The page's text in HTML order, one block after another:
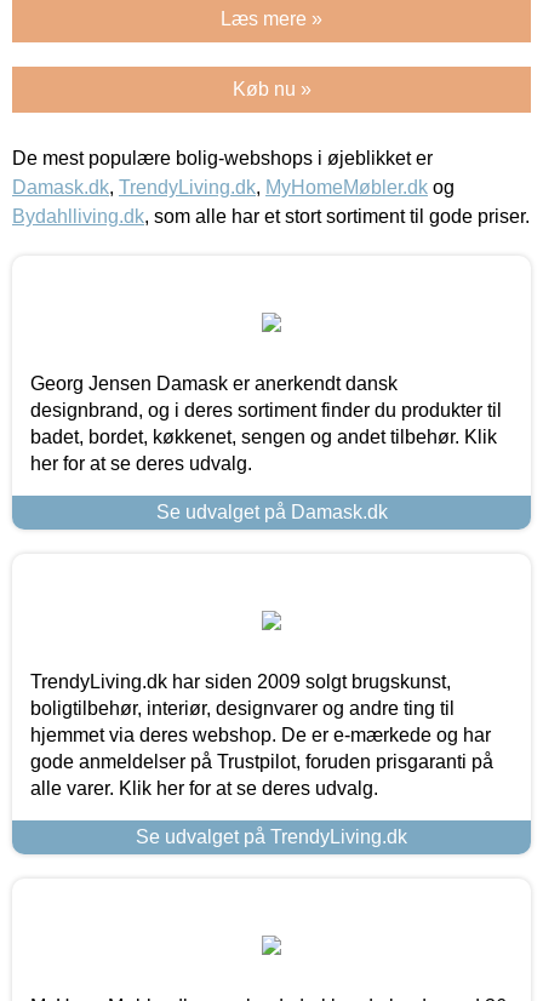
Læs mere »
Køb nu »
De mest populære bolig-webshops i øjeblikket er
Damask.dk, TrendyLiving.dk, MyHomeMøbler.dk og
Bydahlliving.dk, som alle har et stort sortiment til gode priser.
Georg Jensen Damask er anerkendt dansk
designbrand, og i deres sortiment finder du produkter til
badet, bordet, køkkenet, sengen og andet tilbehør. Klik
her for at se deres udvalg.
Se udvalget på Damask.dk
TrendyLiving.dk har siden 2009 solgt brugskunst,
boligtilbehør, interiør, designvarer og andre ting til
hjemmet via deres webshop. De er e-mærkede og har
gode anmeldelser på Trustpilot, foruden prisgaranti på
alle varer. Klik her for at se deres udvalg.
Se udvalget på TrendyLiving.dk